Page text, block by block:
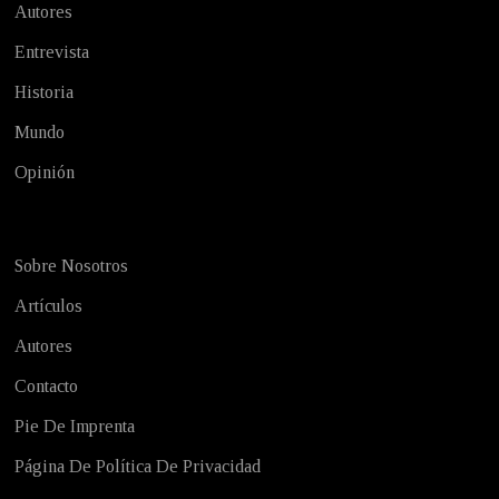
Autores
Entrevista
Historia
Mundo
Opinión
Sobre Nosotros
Artículos
Autores
Contacto
Pie De Imprenta
Página De Política De Privacidad